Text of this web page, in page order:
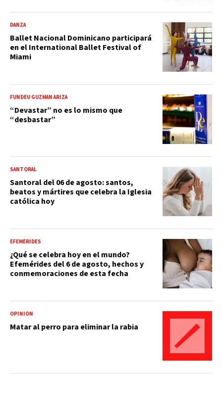
DANZA
Ballet Nacional Dominicano participará
en el International Ballet Festival of
Miami
FUNDÉU GUZMÁN ARIZA
“Devastar” no es lo mismo que
“desbastar”
SANTORAL
Santoral del 06 de agosto: santos,
beatos y mártires que celebra la Iglesia
católica hoy
EFEMÉRIDES
¿Qué se celebra hoy en el mundo?
Efemérides del 6 de agosto, hechos y
conmemoraciones de esta fecha
OPINIÓN
Matar al perro para eliminar la rabia